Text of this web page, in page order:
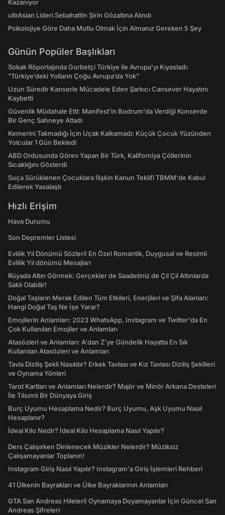
Kazanıyor
ultrAslan Lideri Sebahattin Şirin Gözaltına Alındı
Psikolojiye Göre Daha Mutlu Olmak İçin Almanız Gereken 5 Şey
Günün Popüler Başlıkları
Sokak Röportajında Gurbetçi Türkiye ile Avrupa'yı Kıyasladı:
"Türkiye’deki Yolların Çoğu Avrupa’da Yok"
Uzun Süredir Kanserle Mücadele Eden Şarkıcı Cansever Hayatını
Kaybetti
Güvenlik Müdahale Etti: Manifest'in Bodrum'da Verdiği Konserde
Bir Genç Sahneye Atladı
Kemerini Takmadığı İçin Uçak Kalkamadı: Küçük Çocuk Yüzünden
Yolcular 1 Gün Bekledi
ABD Ordusunda Görev Yapan Bir Türk, Kaliforniya Çöllerinin
Sıcaklığını Gösterdi
Suça Sürüklenen Çocuklara İlişkin Kanun Teklifi TBMM'de Kabul
Edilerek Yasalaştı
Hızlı Erişim
Hava Durumu
Son Depremler Listesi
Evlilik Yıl Dönümü Sözleri! En Özel Romantik, Duygusal ve Resimli
Evlilik Yıl dönümü Mesajları
Rüyada Altın Görmek: Gerçekler de Saadetiniz de Çil Çil Altınlarda
Saklı Olabilir!
Doğal Taşların Merak Edilen Tüm Etkileri, Enerjileri ve Şifa Alanları:
Hangi Doğal Taş Ne İşe Yarar?
Emojilerin Anlamları: 2023 WhatsApp, Instagram ve Twitter'da En
Çok Kullanılan Emojiler ve Anlamları
Atasözleri ve Anlamları: A'dan Z'ye Gündelik Hayatta En Sık
Kullanılan Atasözleri ve Anlamları
Tavla Diziliş Şekli Nasıldır? Erkek Tavlası ve Kız Tavlası Diziliş Şekilleri
ve Oynama Yönleri
Tarot Kartları ve Anlamları Nelerdir? Majör ve Minör Arkana Desteleri
İle Tılsımlı Bir Dünyaya Giriş
Burç Uyumu Hesaplama Nedir? Burç Uyumu, Aşk Uyumu Nasıl
Hesaplanır?
İdeal Kilo Nedir? İdeal Kilo Hesaplama Nasıl Yapılır?
Ders Çalışırken Dinlenecek Müzikler Nelerdir? Müziksiz
Çalışamayanlar Toplanın!
Instagram Giriş Nasıl Yapılır? Instagram'a Giriş İşlemleri Rehberi
41 Ülkenin Bayrakları ve Ülke Bayraklarının Anlamları
GTA San Andreas Hileleri! Oynamaya Doyamayanlar İçin Güncel San
Andreas Şifreleri